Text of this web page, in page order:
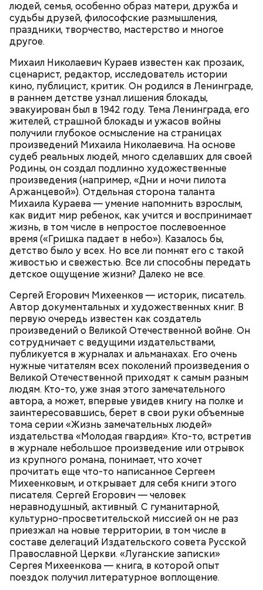
людей, семья, особенно образ матери, дружба и
судьбы друзей, философские размышления,
праздники, творчество, мастерство и многое
другое.
Михаил Николаевич Кураев известен как прозаик,
сценарист, редактор, исследователь истории
кино, публицист, критик. Он родился в Ленинграде,
в раннем детстве узнал лишения блокады,
эвакуирован был в 1942 году. Тема Ленинграда, его
жителей, страшной блокады и ужасов войны
получили глубокое осмысление на страницах
произведений Михаила Николаевича. На основе
судеб реальных людей, много сделавших для своей
Родины, он создал подлинно художественные
произведения (например, «Дни и ночи пилота
Аржанцевой»). Отдельная сторона таланта
Михаила Кураева — умение напомнить взрослым,
как видит мир ребенок, как учится и воспринимает
жизнь, в том числе в непростое послевоенное
время («Гришка падает в небо»). Казалось бы,
детство было у всех. Но все ли помнят его с такой
живостью и свежестью. Все ли способны передать
детское ощущение жизни? Далеко не все.
Сергей Егорович Михеенков — историк, писатель.
Автор документальных и художественных книг. В
первую очередь известен как создатель
произведений о Великой Отечественной войне. Он
сотрудничает с ведущими издательствами,
публикуется в журналах и альманахах. Его очень
нужные читателям всех поколений произведения о
Великой Отечественной приходят к самым разным
людям. Кто-то, уже зная этого замечательного
автора, а может, впервые увидев книгу на полке и
заинтересовавшись, берет в свои руки объемные
тома серии «Жизнь замечательных людей»
издательства «Молодая гвардия». Кто-то, встретив
в журнале небольшое произведение или отрывок
из крупного романа, понимает, что хочет
прочитать еще что-то написанное Сергеем
Михеенковым, и открывает для себя книги этого
писателя. Сергей Егорович — человек
неравнодушный, активный. С гуманитарной,
культурно-просветительской миссией он не раз
приезжал на новые территории, в том числе в
составе делегаций Издательского совета Русской
Православной Церкви. «Луганские записки»
Сергея Михеенкова — книга, в которой опыт
поездок получил литературное воплощение.
Жареные кабачки с томатами и
базиликом
Что понадобится:
Кабачок — 1 шт.
Филе куриной грудки — 110 гр.
Помидоры черри — 5 шт.
Оливковое масло — 15 мл.
Чеснок — 3 зубчика.
Сметана — 1 ст. ложка.
Соль и перец — по вкусу.
— Смешайте сахарную пудру с цитрусовым соком
до однородной массы — у вас получится белая
глазурь. Ее можно наносить на куличи после их
полного остывания. Вместо стандартной
кондитерской посыпки предлагаю использовать
кусочки шоколада и кураги, — добавил собеседник
«ВМ».
По словам шеф-повара, такая выпечка будет
источать приятный цитрусово-пряный аромат, а
тесто получится вкусным и очень воздушным.
Окрашивание яиц занимает особое место в
подготовке к Пасхе и имеет глубокий
символический смысл. Как появилась эта традиция
и что означают
разные цвета пасхальных яиц — в
материале «Вечерней Москвы».